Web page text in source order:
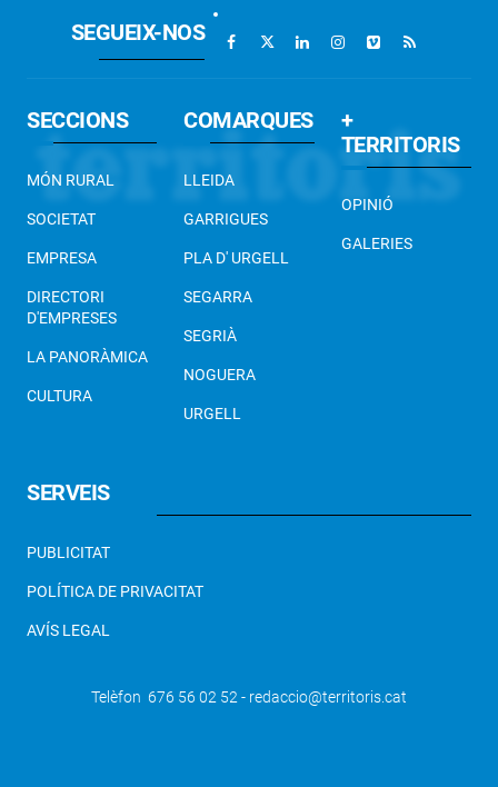
SEGUEIX-NOS
SECCIONS
MÓN RURAL
SOCIETAT
EMPRESA
DIRECTORI
D'EMPRESES
LA PANORÀMICA
CULTURA
COMARQUES
LLEIDA
GARRIGUES
PLA D' URGELL
SEGARRA
SEGRIÀ
NOGUERA
URGELL
+
TERRITORIS
OPINIÓ
GALERIES
SERVEIS
PUBLICITAT
POLÍTICA DE PRIVACITAT
AVÍS LEGAL
Telèfon 676 56 02 52 - redaccio@territoris.cat